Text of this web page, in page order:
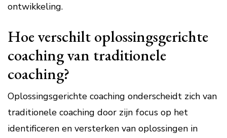
ontwikkeling.
Hoe verschilt oplossingsgerichte
coaching van traditionele
coaching?
Oplossingsgerichte coaching onderscheidt zich van
traditionele coaching door zijn focus op het
identificeren en versterken van oplossingen in